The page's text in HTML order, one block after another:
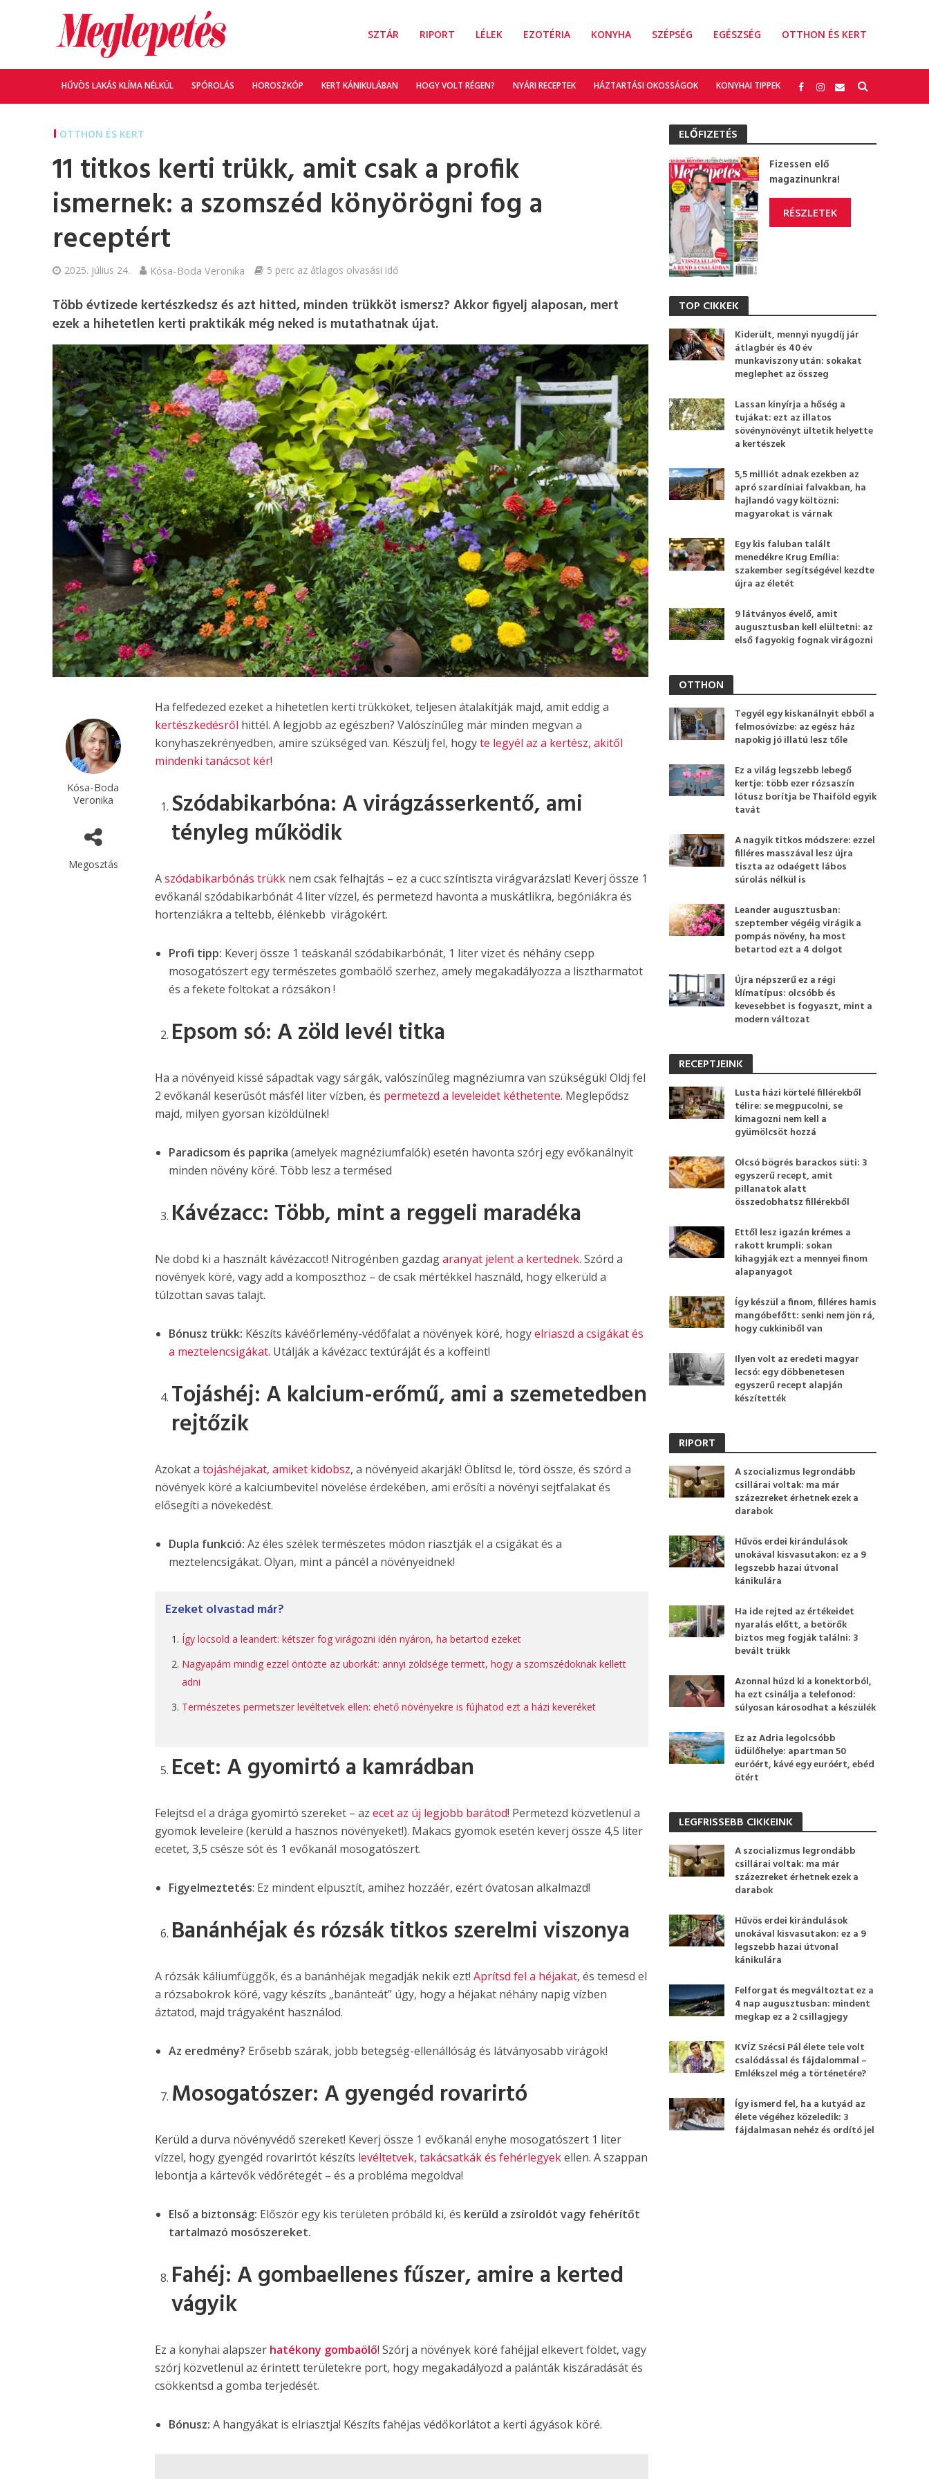
SZTÁR RIPORT LÉLEK EZOTÉRIA KONYHA SZÉPSÉG EGÉSZSÉG OTTHON ÉS KERT
HŰVÖS LAKÁS KLÍMA NÉLKÜL SPÓROLÁS HOROSZKÓP KERT KÁNIKULÁBAN HOGY VOLT RÉGEN? NYÁRI RECEPTEK HÁZTARTÁSI OKOSSÁGOK KONYHAI TIPPEK
OTTHON ÉS KERT
11 titkos kerti trükk, amit csak a profik
ismernek: a szomszéd könyörögni fog a
receptért
2025. július 24. Kósa-Boda Veronika 5 perc az átlagos olvasási idő
Több évtizede kertészkedsz és azt hitted, minden trükköt ismersz? Akkor figyelj alaposan, mert
ezek a hihetetlen kerti praktikák még neked is mutathatnak újat.
Kósa-Boda
Veronika
Megosztás
Ha felfedezed ezeket a hihetetlen kerti trükköket, teljesen átalakítják majd, amit eddig a
kertészkedésről hittél. A legjobb az egészben? Valószínűleg már minden megvan a
konyhaszekrényedben, amire szükséged van. Készülj fel, hogyte legyél az a kertész, akitől
mindenki tanácsot kér!
Szódabikarbóna: A virágzásserkentő, ami
tényleg működik
Aszódabikarbónás trükk nem csak felhajtás – ez a cucc színtiszta virágvarázslat! Keverj össze 1
evőkanál szódabikarbónát 4 liter vízzel, és permetezd havonta a muskátlikra, begóniákra és
hortenziákra a teltebb, élénkebb virágokért.
Profi tipp: Keverj össze 1 teáskanál szódabikarbónát, 1 liter vizet és néhány csepp
mosogatószert egy természetes gombaölő szerhez, amely megakadályozza a lisztharmatot
és a fekete foltokat a rózsákon !
Epsom só: A zöld levél titka
Ha a növényeid kissé sápadtak vagy sárgák, valószínűleg magnéziumra van szükségük! Oldj fel
2 evőkanál keserűsót másfél liter vízben, és permetezd a leveleidet kéthetente. Meglepődsz
majd, milyen gyorsan kizöldülnek!
Paradicsom és paprika (amelyek magnéziumfalók) esetén havonta szórj egy evőkanálnyit
minden növény köré. Több lesz a termésed
Kávézacc: Több, mint a reggeli maradéka
Ne dobd ki a használt kávézaccot! Nitrogénben gazdagaranyat jelent a kertednek. Szórd a
növények köré, vagy add a komposzthoz – de csak mértékkel használd, hogy elkerüld a
túlzottan savas talajt.
Bónusz trükk: Készíts kávéőrlemény-védőfalat a növények köré, hogyelriaszd a csigákat és
a meztelencsigákat. Utálják a kávézacc textúráját és a koffeint!
Tojáshéj: A kalcium-erőmű, ami a szemetedben
rejtőzik
Azokat atojáshéjakat, amiket kidobsz, a növényeid akarják! Öblítsd le, törd össze, és szórd a
növények köré a kalciumbevitel növelése érdekében, ami erősíti a növényi sejtfalakat és
elősegíti a növekedést.
Dupla funkció: Az éles szélek természetes módon riasztják el a csigákat és a
meztelencsigákat. Olyan, mint a páncél a növényeidnek!
Ezeket olvastad már?
Így locsold a leandert: kétszer fog virágozni idén nyáron, ha betartod ezeket
Nagyapám mindig ezzel öntözte az uborkát: annyi zöldsége termett, hogy a szomszédoknak kellett
adni
Természetes permetszer levéltetvek ellen: ehető növényekre is fújhatod ezt a házi keveréket
Ecet: A gyomirtó a kamrádban
Felejtsd el a drága gyomirtó szereket – az ecet az új legjobb barátod! Permetezd közvetlenül a
gyomok leveleire (kerüld a hasznos növényeket!). Makacs gyomok esetén keverj össze 4,5 liter
ecetet, 3,5 csésze sót és 1 evőkanál mosogatószert.
Figyelmeztetés: Ez mindent elpusztít, amihez hozzáér, ezért óvatosan alkalmazd!
Banánhéjak és rózsák titkos szerelmi viszonya
A rózsák káliumfüggők, és a banánhéjak megadják nekik ezt!Aprítsd fel a héjakat, és temesd el
a rózsabokrok köré, vagy készíts „banánteát” úgy, hogy a héjakat néhány napig vízben
áztatod, majd trágyaként használod.
Az eredmény? Erősebb szárak, jobb betegség-ellenállóság és látványosabb virágok!
Mosogatószer: A gyengéd rovarirtó
Kerüld a durva növényvédő szereket! Keverj össze 1 evőkanál enyhe mosogatószert 1 liter
vízzel, hogy gyengéd rovarirtót készíts levéltetvek, takácsatkák és fehérlegyekellen. A szappan
lebontja a kártevők védőrétegét – és a probléma megoldva!
Első a biztonság: Először egy kis területen próbáld ki, és kerüld a zsíroldót vagy fehérítőt
tartalmazó mosószereket.
Fahéj: A gombaellenes fűszer, amire a kerted
vágyik
Ez a konyhai alapszer hatékony gombaölő! Szórj a növények köré fahéjjal elkevert földet, vagy
szórj közvetlenül az érintett területekre port, hogy megakadályozd a palánták kiszáradását és
csökkentsd a gomba terjedését.
Bónusz: A hangyákat is elriasztja! Készíts fahéjas védőkorlátot a kerti ágyások köré.
ELŐFIZETÉS
Fizessen elő
magazinunkra!
RÉSZLETEK
TOP CIKKEK
Kiderült, mennyi nyugdíj jár
átlagbér és 40 év
munkaviszony után: sokakat
meglephet az összeg
Lassan kinyírja a hőség a
tujákat: ezt az illatos
sövénynövényt ültetik helyette
a kertészek
5,5 milliót adnak ezekben az
apró szardíniai falvakban, ha
hajlandó vagy költözni:
magyarokat is várnak
Egy kis faluban talált
menedékre Krug Emília:
szakember segítségével kezdte
újra az életét
9 látványos évelő, amit
augusztusban kell elültetni: az
első fagyokig fognak virágozni
OTTHON
Tegyél egy kiskanálnyit ebből a
felmosóvízbe: az egész ház
napokig jó illatú lesz tőle
Ez a világ legszebb lebegő
kertje: több ezer rózsaszín
lótusz borítja be Thaiföld egyik
tavát
A nagyik titkos módszere: ezzel
filléres masszával lesz újra
tiszta az odaégett lábos
súrolás nélkül is
Leander augusztusban:
szeptember végéig virágik a
pompás növény, ha most
betartod ezt a 4 dolgot
Újra népszerű ez a régi
klímatípus: olcsóbb és
kevesebbet is fogyaszt, mint a
modern változat
RECEPTJEINK
Lusta házi körtelé fillérekből
télire: se megpucolni, se
kimagozni nem kell a
gyümölcsöt hozzá
Olcsó bögrés barackos süti: 3
egyszerű recept, amit
pillanatok alatt
összedobhatsz fillérekből
Ettől lesz igazán krémes a
rakott krumpli: sokan
kihagyják ezt a mennyei finom
alapanyagot
Így készül a finom, filléres hamis
mangóbefőtt: senki nem jön rá,
hogy cukkiniből van
Ilyen volt az eredeti magyar
lecsó: egy döbbenetesen
egyszerű recept alapján
készítették
RIPORT
A szocializmus legrondább
csillárai voltak: ma már
százezreket érhetnek ezek a
darabok
Hűvös erdei kirándulások
unokával kisvasutakon: ez a 9
legszebb hazai útvonal
kánikulára
Ha ide rejted az értékeidet
nyaralás előtt, a betörők
biztos meg fogják találni: 3
bevált trükk
Azonnal húzd ki a konektorból,
ha ezt csinálja a telefonod:
súlyosan károsodhat a készülék
Ez az Adria legolcsóbb
üdülőhelye: apartman 50
euróért, kávé egy euróért, ebéd
ötért
LEGFRISSEBB CIKKEINK
A szocializmus legrondább
csillárai voltak: ma már
százezreket érhetnek ezek a
darabok
Hűvös erdei kirándulások
unokával kisvasutakon: ez a 9
legszebb hazai útvonal
kánikulára
Felforgat és megváltoztat ez a
4 nap augusztusban: mindent
megkap ez a 2 csillagjegy
KVÍZ Szécsi Pál élete tele volt
csalódással és fájdalommal –
Emlékszel még a történetére?
Így ismerd fel, ha a kutyád az
élete végéhez közeledik: 3
fájdalmasan nehéz és ordító jel